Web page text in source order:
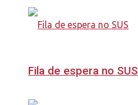
Fila de espera no SUS